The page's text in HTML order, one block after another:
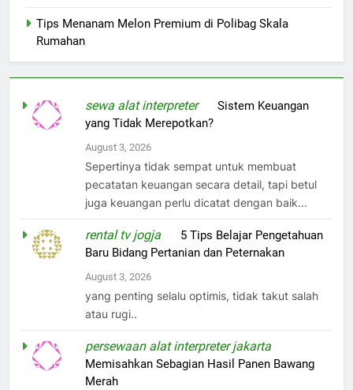
Tips Menanam Melon Premium di Polibag Skala
Rumahan
sewa alat interpreteronSistem Keuangan
yang Tidak Merepotkan?
August 3, 2026
Sepertinya tidak sempat untuk membuat
pecatatan keuangan secara detail, tapi betul
juga keuangan perlu dicatat dengan baik...
rental tv jogja
5 Tips Belajar Pengetahuan
Baru Bidang Pertanian dan Peternakan
August 3, 2026
yang penting selalu optimis, tidak takut salah
atau rugi..
persewaan alat interpreter jakarta
Memisahkan Sebagian Hasil Panen Bawang
Merah